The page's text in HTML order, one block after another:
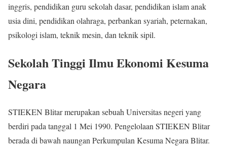
inggris, pendidikan guru sekolah dasar, pendidikan islam anak
usia dini, pendidikan olahraga, perbankan syariah, peternakan,
psikologi islam, teknik mesin, dan teknik sipil.
Sekolah Tinggi Ilmu Ekonomi Kesuma
Negara
STIEKEN Blitar merupakan sebuah Universitas negeri yang
berdiri pada tanggal 1 Mei 1990. Pengelolaan STIEKEN Blitar
berada di bawah naungan Perkumpulan Kesuma Negara Blitar.